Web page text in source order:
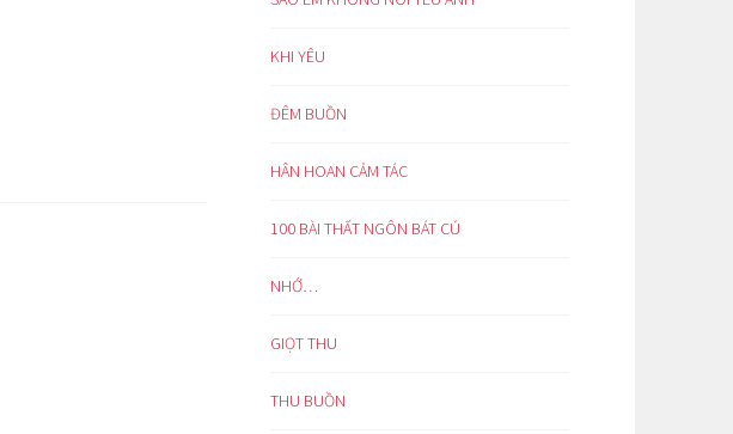
KHI YÊU
ĐÊM BUỒN
HÂN HOAN CẢM TÁC
100 BÀI THẤT NGÔN BÁT CÚ
NHỚ…
GIỌT THU
THU BUỒN